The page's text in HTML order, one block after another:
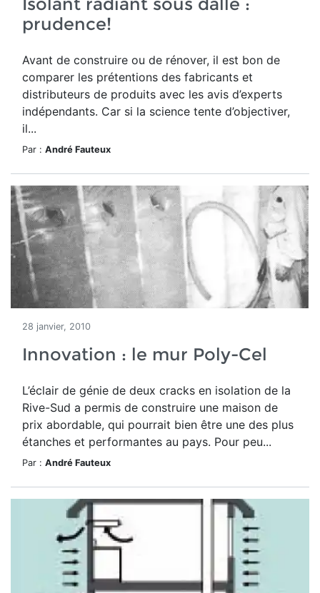
prudence!
Avant de construire ou de rénover, il est bon de
comparer les prétentions des fabricants et
distributeurs de produits avec les avis d’experts
indépendants. Car si la science tente d’objectiver,
il...
Par : André Fauteux
28 janvier, 2010
Innovation : le mur Poly-Cel
L’éclair de génie de deux cracks en isolation de la
Rive-Sud a permis de construire une maison de
prix abordable, qui pourrait bien être une des plus
étanches et performantes au pays. Pour peu...
Par : André Fauteux